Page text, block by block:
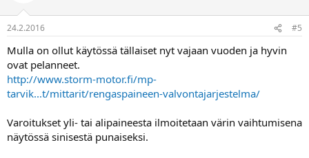
24.2.2016 #5
Mulla on ollut käytössä tällaiset nyt vajaan vuoden ja hyvin
ovat pelanneet.
http://www.storm-motor.fi/mp-
tarvik...t/mittarit/rengaspaineen-valvontajarjestelma/
Varoitukset yli- tai alipaineesta ilmoitetaan värin vaihtumisena
näytössä sinisestä punaiseksi.